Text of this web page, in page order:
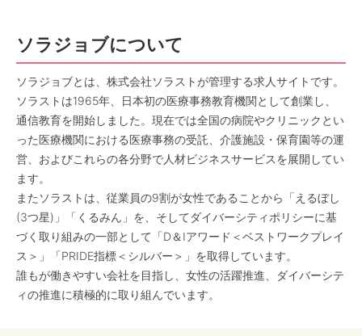
ソラジョブについて
ソラジョブとは、株式会社ソラストが管理する求人サイトです。
ソラストは1965年、日本初の医療事務教育機関として創業し、
通信教育を開始しました。現在では全国の病院やクリニックとい
った医療機関における医療事務の受託、介護施設・保育園等の運
営、およびこれらの各分野で人材ビジネスサービスを展開してい
ます。
またソラストは、従業員の9割が女性であることから「えるぼし
(3つ星)」「くるみん」を、そしてダイバーシティポリシーに基
づく取り組みの一部として「D＆Iアワード＜ベストワークプレイ
ス＞」「PRIDE指標＜シルバー＞」を取得しています。
誰もが働きやすい会社を目指し、女性の活躍推進、ダイバーシテ
ィの推進に積極的に取り組んでいます。